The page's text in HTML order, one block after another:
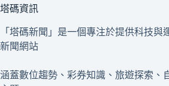
塔碼資訊
「塔碼新聞」是一個專注於提供科技與
新聞網站
涵蓋數位趨勢、彩券知識、旅遊探索、